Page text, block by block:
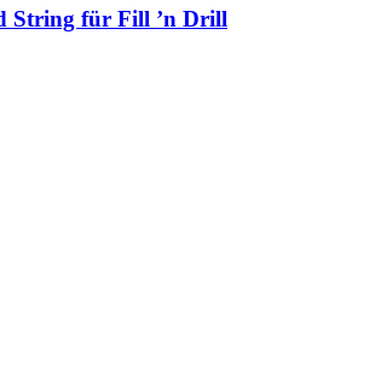
String für Fill ’n Drill